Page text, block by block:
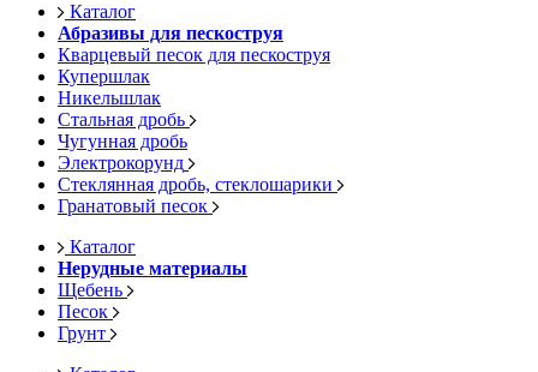
Каталог
Абразивы для пескоструя
Кварцевый песок для пескоструя
Купершлак
Никельшлак
Стальная дробь
Чугунная дробь
Электрокорунд
Стеклянная дробь, стеклошарики
Гранатовый песок
Каталог
Нерудные материалы
Щебень
Песок
Грунт